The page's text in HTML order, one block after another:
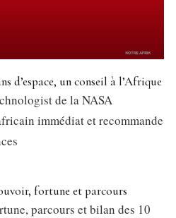
d’espace, un conseil à l’Afrique
de la NASA
immédiat et recommande
fortune et parcours
parcours et bilan des 10